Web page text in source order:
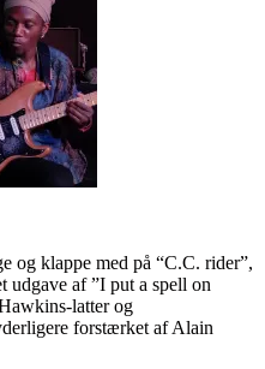
og klappe med på “C.C. rider”,
udgave af ”I put a spell on
latter og
forstærket af Alain